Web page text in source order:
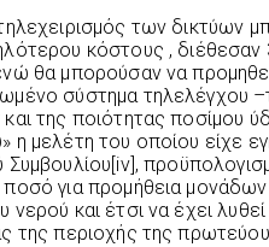
των δικτύων
κόστους , διέθεσαν
θα μπορούσαν να
σύστημα τηλελέγχου
της ποιότητας ποσίμου
η μελέτη του οποίου είχε
Συμβουλίου[iv],
για προμήθεια
νερού και έτσι να έχει
της περιοχής της